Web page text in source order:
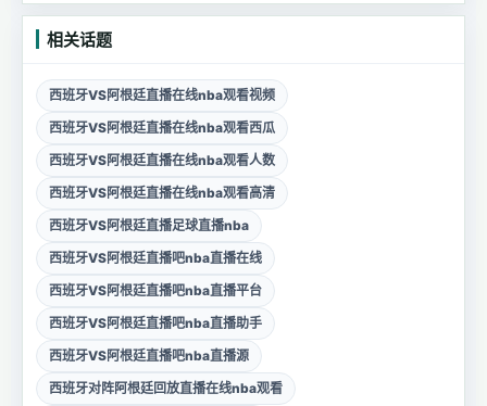
相关话题
西班牙VS阿根廷直播在线nba观看视频
西班牙VS阿根廷直播在线nba观看西瓜
西班牙VS阿根廷直播在线nba观看人数
西班牙VS阿根廷直播在线nba观看高清
西班牙VS阿根廷直播足球直播nba
西班牙VS阿根廷直播吧nba直播在线
西班牙VS阿根廷直播吧nba直播平台
西班牙VS阿根廷直播吧nba直播助手
西班牙VS阿根廷直播吧nba直播源
西班牙对阵阿根廷回放直播在线nba观看